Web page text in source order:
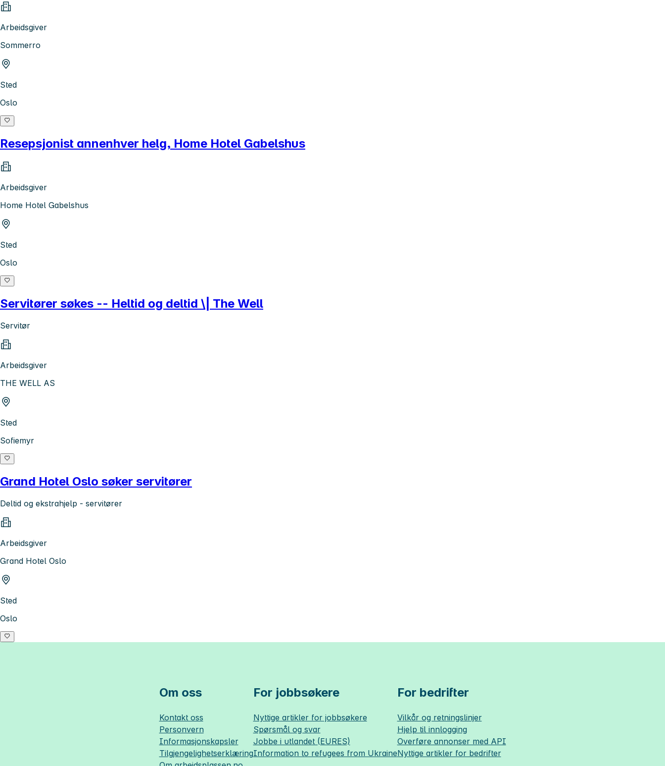
Arbeidsgiver
Sommerro
Sted
Oslo
Resepsjonist annenhver helg, Home Hotel Gabelshus
Arbeidsgiver
Home Hotel Gabelshus
Sted
Oslo
Servitører søkes -- Heltid og deltid \| The Well
Servitør
Arbeidsgiver
THE WELL AS
Sted
Sofiemyr
Grand Hotel Oslo søker servitører
Deltid og ekstrahjelp - servitører
Arbeidsgiver
Grand Hotel Oslo
Sted
Oslo
Om oss
Kontakt oss
Personvern
Informasjonskapsler
Tilgjengelighetserklæring
For jobbsøkere
Nyttige artikler for jobbsøkere
Spørsmål og svar
Jobbe i utlandet (EURES)
Information to refugees from Ukraine
For bedrifter
Vilkår og retningslinjer
Hjelp til innlogging
Overføre annonser med API
Nyttige artikler for bedrifter